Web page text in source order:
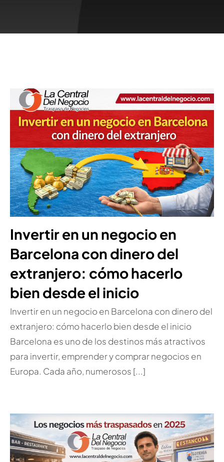
Invertir en un negocio en
Barcelona con dinero del
extranjero: cómo hacerlo
bien desde el inicio
Invertir en un negocio en Barcelona con dinero del
extranjero: cómo hacerlo bien desde el inicio
Barcelona es uno de los destinos más atractivos
para invertir, emprender y comprar negocios en
Europa. Cada año, numerosos [...]